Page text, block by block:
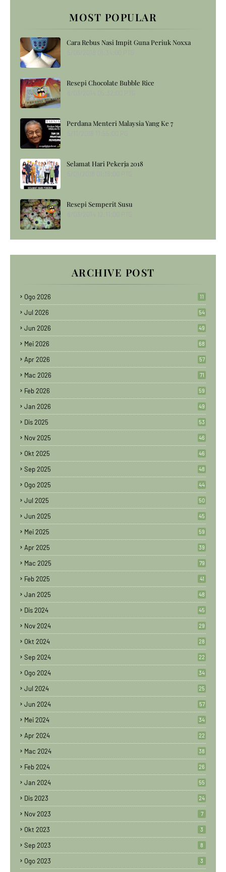
MOST POPULAR
Cara Rebus Nasi Impit Guna Periuk Noxxa
Resepi Chocolate Bubble Rice
Perdana Menteri Malaysia Yang Ke 7
Selamat Hari Pekerja 2018
Resepi Semperit Susu
ARCHIVE POST
Ogo 2026 11
Jul 2026 54
Jun 2026 49
Mei 2026 68
Apr 2026 57
Mac 2026 71
Feb 2026 59
Jan 2026 49
Dis 2025 53
Nov 2025 46
Okt 2025 46
Sep 2025 48
Ogo 2025 44
Jul 2025 50
Jun 2025 45
Mei 2025 59
Apr 2025 39
Mac 2025 79
Feb 2025 41
Jan 2025 48
Dis 2024 45
Nov 2024 29
Okt 2024 28
Sep 2024 22
Ogo 2024 34
Jul 2024 25
Jun 2024 57
Mei 2024 34
Apr 2024 22
Mac 2024 38
Feb 2024 26
Jan 2024 55
Dis 2023 24
Nov 2023 7
Okt 2023 3
Sep 2023 8
Ogo 2023 3